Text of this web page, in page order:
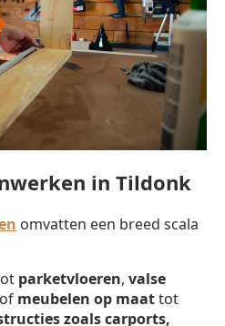
in Tildonk
omvatten een breed scala
parketvloeren, valse
of meubelen op maattot
zoals carports,